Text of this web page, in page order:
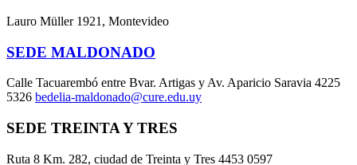
Lauro Müller 1921, Montevideo
SEDE MALDONADO
Calle Tacuarembó entre Bvar. Artigas y Av. Aparicio Saravia 4225
5326 bedelia-maldonado@cure.edu.uy
SEDE TREINTA Y TRES
Ruta 8 Km. 282, ciudad de Treinta y Tres 4453 0597